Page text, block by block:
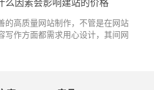
的高质量网站制作，不管是在网站
写作方面都需求用心设计，其间网